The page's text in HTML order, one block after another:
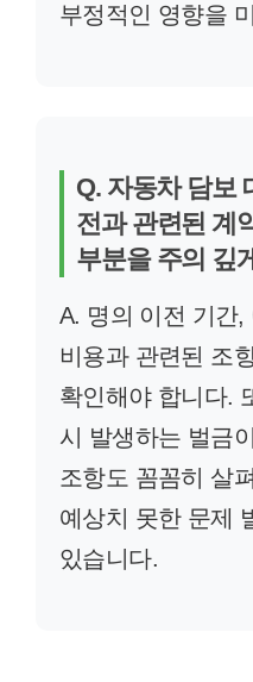
부정적인 영향을
Q. 자동차 담보
전과 관련된 계
부분을 주의 깊
A. 명의 이전 기간,
비용과 관련된 조
확인해야 합니다.
시 발생하는 벌금
조항도 꼼꼼히 살
예상치 못한 문제
있습니다.